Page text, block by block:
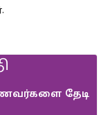
தேடி